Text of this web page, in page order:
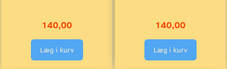
140,00
Læg i kurv
140,00
Læg i kurv